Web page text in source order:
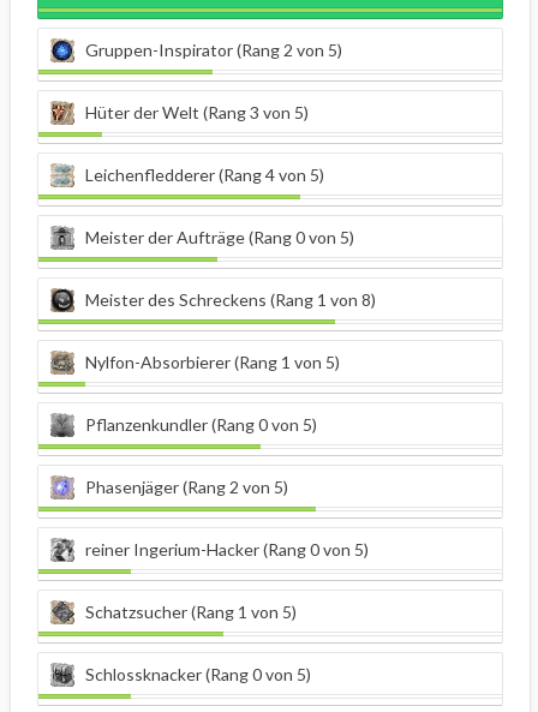
Gruppen-Inspirator (Rang 2 von 5)
Hüter der Welt (Rang 3 von 5)
Leichenfledderer (Rang 4 von 5)
Meister der Aufträge (Rang 0 von 5)
Meister des Schreckens (Rang 1 von 8)
Nylfon-Absorbierer (Rang 1 von 5)
Pflanzenkundler (Rang 0 von 5)
Phasenjäger (Rang 2 von 5)
reiner Ingerium-Hacker (Rang 0 von 5)
Schatzsucher (Rang 1 von 5)
Schlossknacker (Rang 0 von 5)